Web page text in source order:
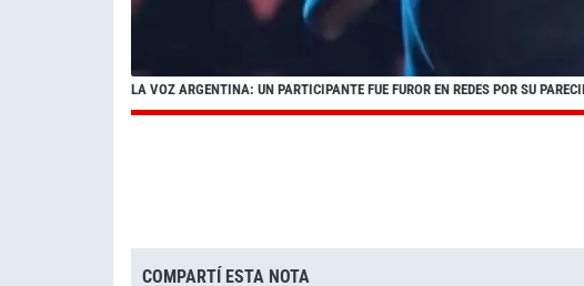
LA VOZ ARGENTINA: UN PARTICIPANTE FUE FUROR EN REDES POR SU
COMPARTÍ ESTA NOTA